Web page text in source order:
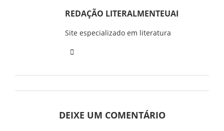
REDAÇÃO LITERALMENTEUAI
Site especializado em literatura
DEIXE UM COMENTÁRIO